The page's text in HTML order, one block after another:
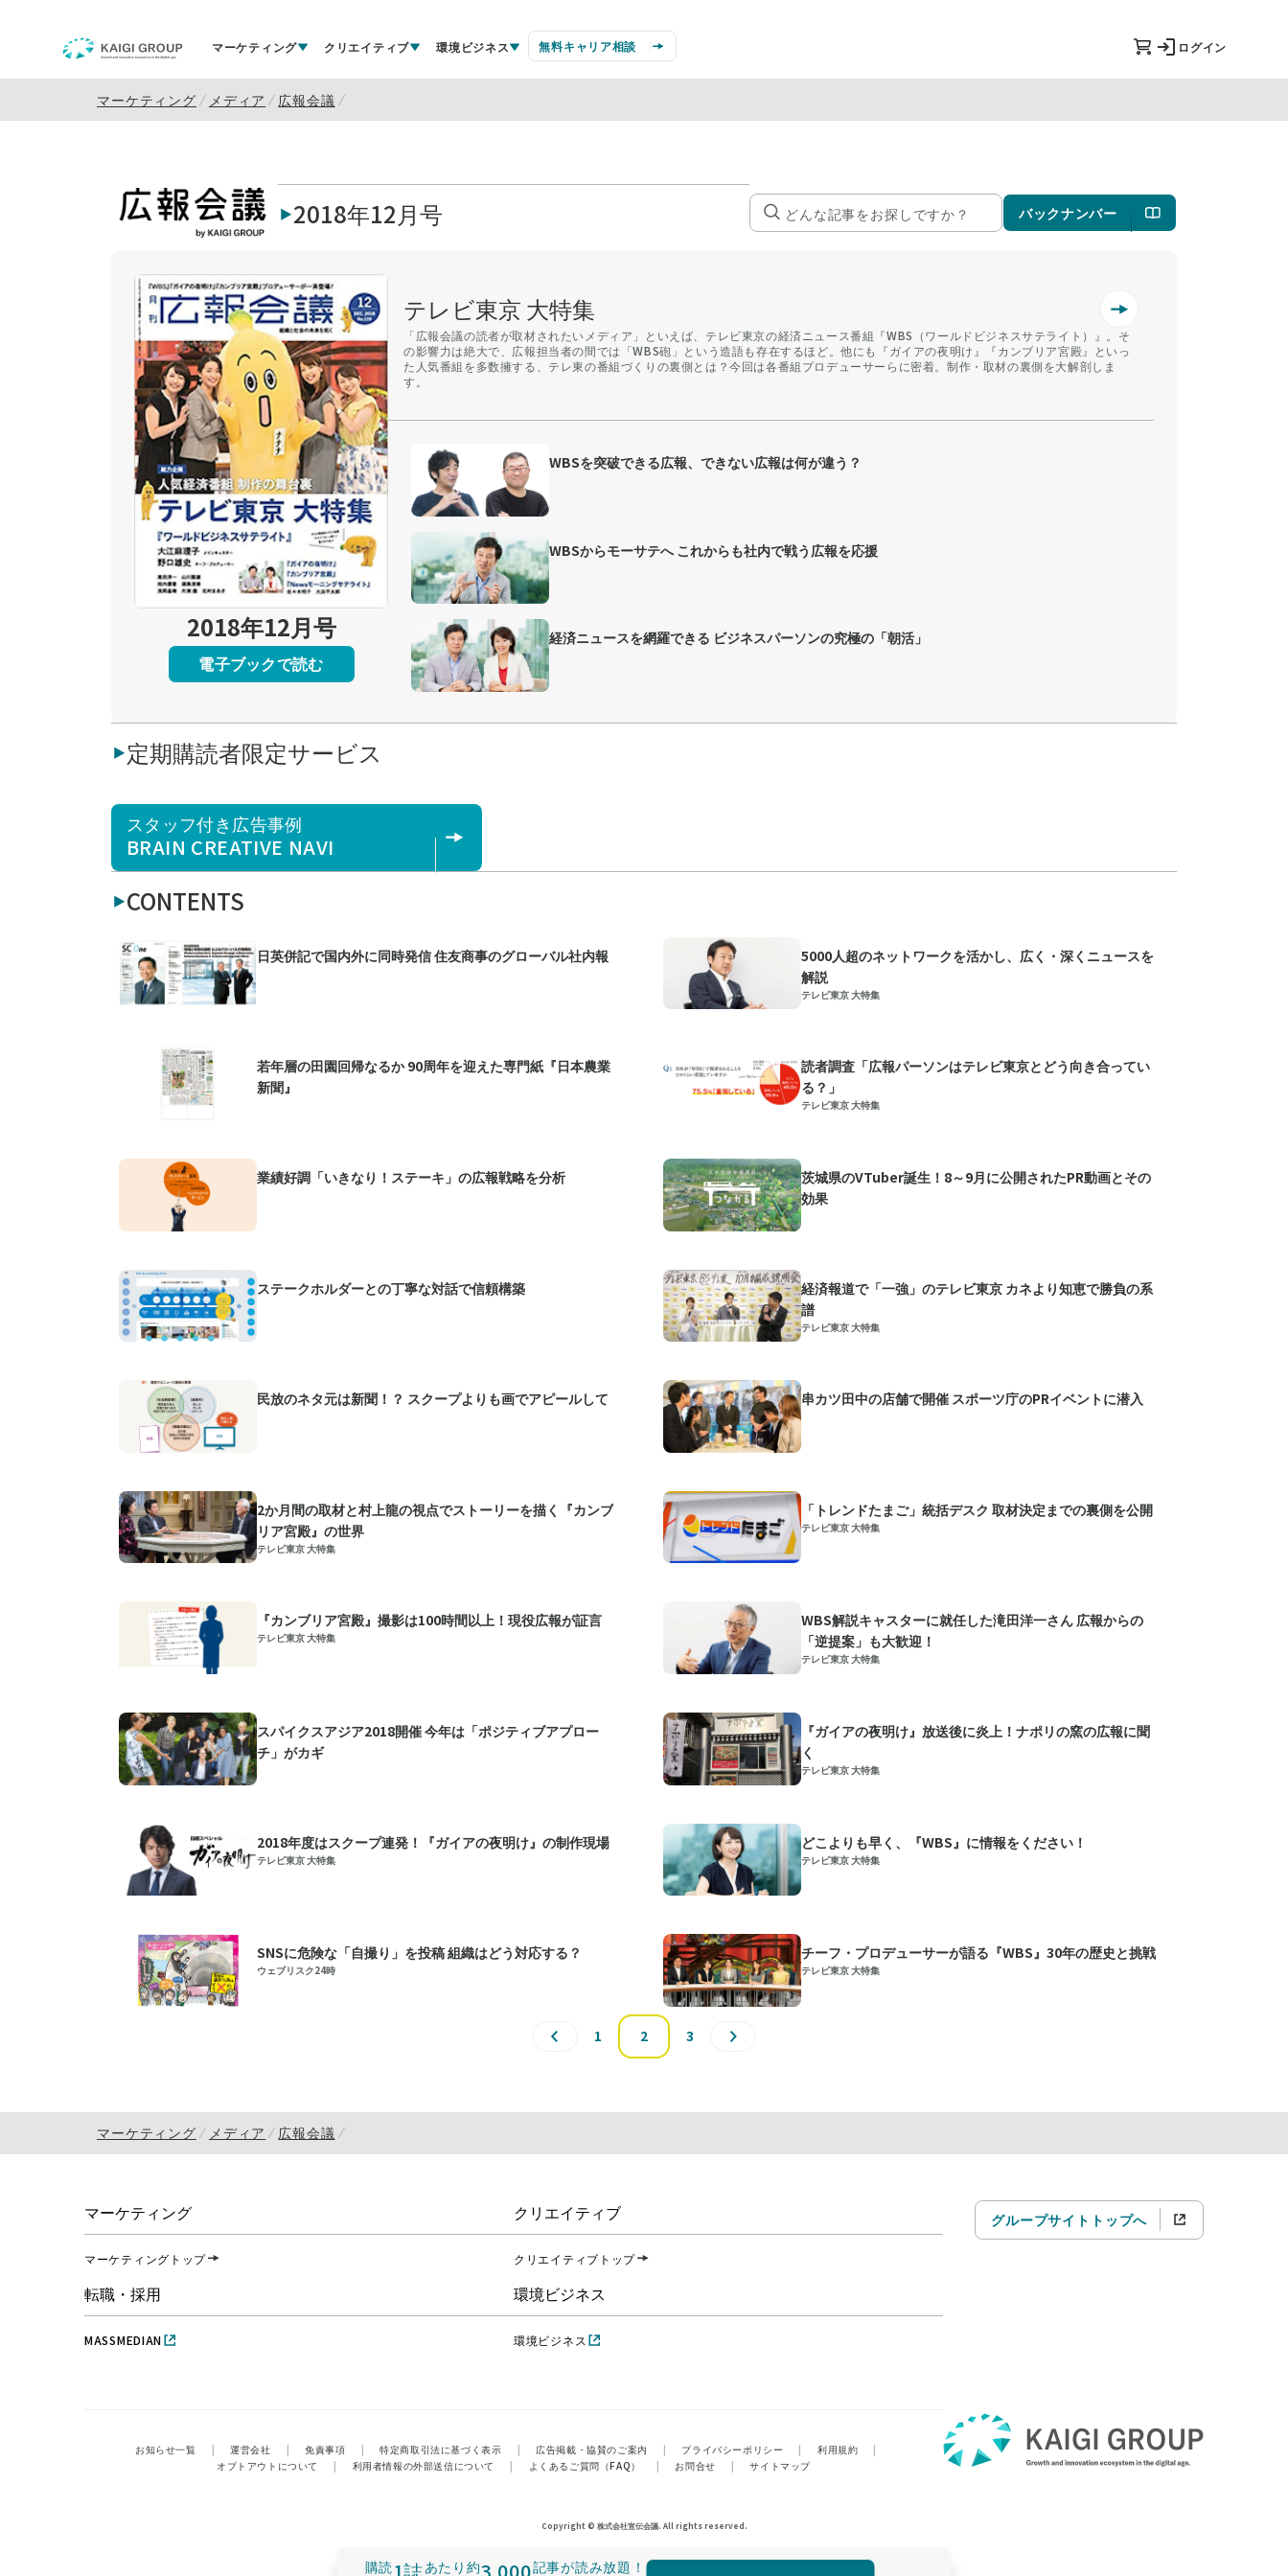
マーケティング クリエイティブ 環境ビジネス 無料キャリア相談 ログイン
マーケティング メディア 広報会議
2018年12月号 バックナンバー
2018年12月号
電子ブックで読む
テレビ東京 大特集
「広報会議の読者が取材されたいメディア」といえば、テレビ東京の経済ニュース番組『WBS（ワールドビジネスサテライト）』。そ
の影響力は絶大で、広報担当者の間では「WBS砲」という造語も存在するほど。他にも『ガイアの夜明け』『カンブリア宮殿』といっ
た人気番組を多数擁する、テレ東の番組づくりの裏側とは？今回は各番組プロデューサーらに密着。制作・取材の裏側を大解剖しま
す。
WBSを突破できる広報、できない広報は何が違う？
WBSからモーサテへ これからも社内で戦う広報を応援
経済ニュースを網羅できる ビジネスパーソンの究極の「朝活」
定期購読者限定サービス
スタッフ付き広告事例
BRAIN CREATIVE NAVI
CONTENTS
日英併記で国内外に同時発信 住友商事のグローバル社内報
5000人超のネットワークを活かし、広く・深くニュースを
解説
テレビ東京 大特集
若年層の田園回帰なるか 90周年を迎えた専門紙『日本農業
新聞』
読者調査「広報パーソンはテレビ東京とどう向き合ってい
る？」
テレビ東京 大特集
業績好調「いきなり！ステーキ」の広報戦略を分析
茨城県のVTuber誕生！8～9月に公開されたPR動画とその
効果
ステークホルダーとの丁寧な対話で信頼構築
経済報道で「一強」のテレビ東京 カネより知恵で勝負の系
譜
テレビ東京 大特集
民放のネタ元は新聞！？ スクープよりも画でアピールして 串カツ田中の店舗で開催 スポーツ庁のPRイベントに潜入
2か月間の取材と村上龍の視点でストーリーを描く『カンブ
リア宮殿』の世界
テレビ東京 大特集
「トレンドたまご」統括デスク 取材決定までの裏側を公開
テレビ東京 大特集
『カンブリア宮殿』撮影は100時間以上！現役広報が証言
テレビ東京 大特集
WBS解説キャスターに就任した滝田洋一さん 広報からの
「逆提案」も大歓迎！
テレビ東京 大特集
スパイクスアジア2018開催 今年は「ポジティブアプロー
チ」がカギ
『ガイアの夜明け』放送後に炎上！ナポリの窯の広報に聞
く
テレビ東京 大特集
2018年度はスクープ連発！『ガイアの夜明け』の制作現場
テレビ東京 大特集
どこよりも早く、『WBS』に情報をください！
テレビ東京 大特集
SNSに危険な「自撮り」を投稿 組織はどう対応する？
ウェブリスク24時
チーフ・プロデューサーが語る『WBS』30年の歴史と挑戦
テレビ東京 大特集
1 2 3
購読 1誌あたり 約3,000記事が読み放題！
マーケティング メディア 広報会議
マーケティング
マーケティングトップ
クリエイティブ
クリエイティブトップ
転職・採用
MASSMEDIAN
環境ビジネス
環境ビジネス
お知らせ一覧 | 運営会社 | 免責事項 | 特定商取引法に基づく表示 | 広告掲載・協賛のご案内 | プライバシーポリシー | 利用規約
|
オプトアウトについて
| 利用者情報の外部送信について | よくあるご質問（FAQ） | お問合せ | サイトマップ
グループサイトトップへ
Copyright © 株式会社宣伝会議. All rights reserved.